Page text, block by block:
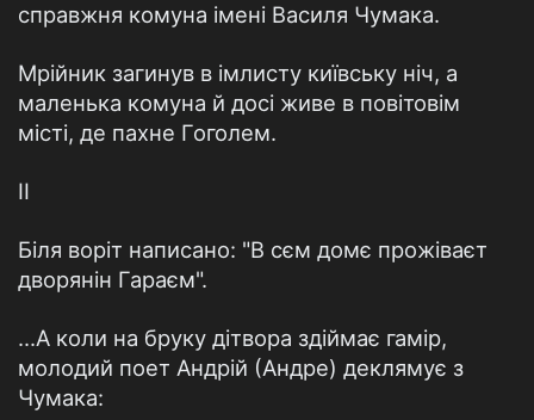
справжня комуна імені Василя Чумака.
Мрійник загинув в імлисту київську ніч, а
маленька комуна й досі живе в повітовім
місті, де пахне Гоголем.
II
Біля воріт написано: "В сєм домє прожіваєт
дворянін Гараєм".
...А коли на бруку дітвора здіймає гамір,
молодий поет Андрій (Андре) деклямує з
Чумака: